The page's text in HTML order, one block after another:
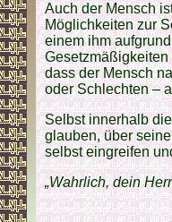
Auch der Mensch
Möglichkeiten zur
einem ihm
Gesetzmäßigkeiten
dass der Mensch
oder Schlechten –
Selbst innerhalb
glauben, über
selbst eingreifen
„Wahrlich, dein